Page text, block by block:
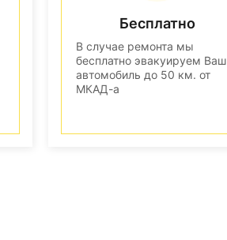
Бесплатно
В случае ремонта мы
бесплатно эвакуируем Ваш
автомобиль до 50 км. от
МКАД-а